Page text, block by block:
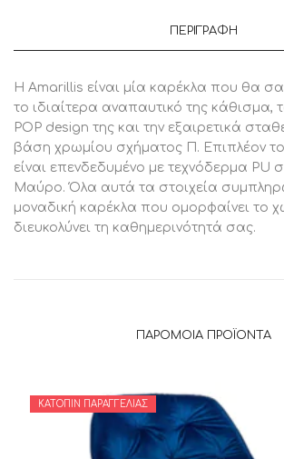
ΠΕΡΙΓΡΑΦΉ
H Amarillis είναι μία καρέκλα που θα
το ιδιαίτερα αναπαυτικό της κάθισμα,
POP design της και την εξαιρετικά
βάση χρωμίου σχήματος Π. Επιπλέον
είναι επενδεδυμένο με τεχνόδερμα PU
Μαύρο. Όλα αυτά τα στοιχεία
μοναδική καρέκλα που ομορφαίνει το
διευκολύνει τη καθημερινότητά σας.
ΠΑΡΌΜΟΙΑ ΠΡΟΪΌΝΤΑ
ΚΑΤΌΠΙΝ ΠΑΡΑΓΓΕΛΊΑΣ